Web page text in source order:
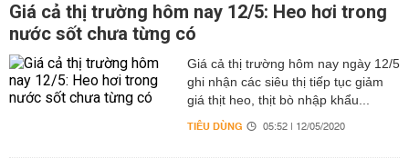
Giá cả thị trường hôm nay 12/5: Heo hơi trong
nước sốt chưa từng có
Giá cả thị trường hôm nay ngày 12/5
ghi nhận các siêu thị tiếp tục giảm
giá thịt heo, thịt bò nhập khẩu...
TIÊU DÙNG 05:52 | 12/05/2020